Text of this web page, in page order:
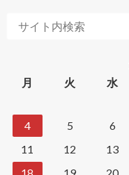
月
火 水
4
5 6
11
12 13